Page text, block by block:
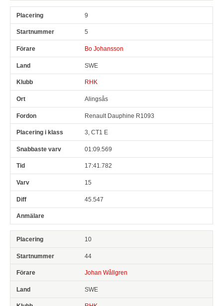
9
5
Bo Johansson
SWE
RHK
Alingsås
Renault Dauphine R1093
3, CT1 E
01:09.569
17:41.782
15
45.547
10
44
Johan Wållgren
SWE